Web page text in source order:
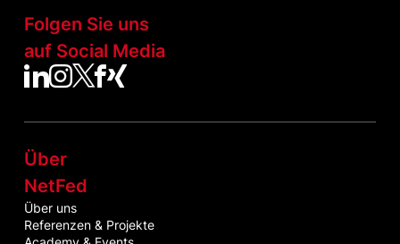
Folgen Sie uns
auf Social Media
NetFed auf LinkedIn
NetFed auf Instagram
NetFed auf Twitter
NetFed auf Facebook
NetFed auf Xing
Über
NetFed
Über uns
Referenzen & Projekte